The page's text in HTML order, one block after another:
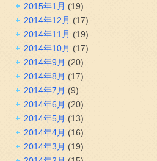
2015年1月 (19)
2014年12月 (17)
2014年11月 (19)
2014年10月 (17)
2014年9月 (20)
2014年8月 (17)
2014年7月 (9)
2014年6月 (20)
2014年5月 (13)
2014年4月 (16)
2014年3月 (19)